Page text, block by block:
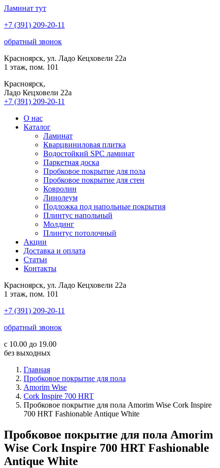
Ламинат тут
+7 (391) 209-20-11
обратный звонок
Красноярск, ул. Ладо Кецховели 22а
1 этаж, пом. 101
Красноярск,
Ладо Кецховели 22a
+7 (391) 209-20-11
О нас
Каталог
Ламинат
Кварцвиниловая плитка
Водостойкий SPC ламинат
Паркетная доска
Пробковое покрытие для пола
Пробковое покрытие для стен
Ковролин
Линолеум
Подложка под напольные покрытия
Плинтус напольный
Молдинг
Плинтус потолочный
Акции
Доставка и оплата
Cтатьи
Контакты
Красноярск, ул. Ладо Кецховели 22а
1 этаж, пом. 101
+7 (391) 209-20-11
обратный звонок
с 10.00 до 19.00
без выходных
Главная
Пробковое покрытие для пола
Amorim Wise
Cork Inspire 700 HRT
Пробковое покрытие для пола Amorim Wise Cork Inspire
700 HRT Fashionable Antique White
Пробковое покрытие для пола Amorim
Wise Cork Inspire 700 HRT Fashionable
Antique White